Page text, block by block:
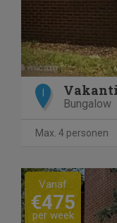
Bungalow
Max. 4 personen
Previous
Vanaf
€475
per week